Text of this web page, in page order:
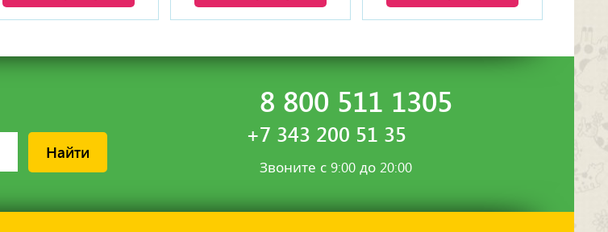
8 800 511 1305
+7 343 200 51 35
Звоните с 9:00 до 20:00
Найти